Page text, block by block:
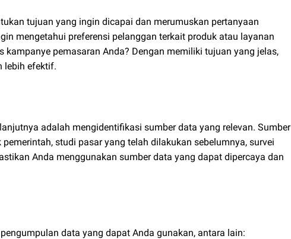
tujuan yang ingin dicapai dan merumuskan pertanyaan
mengetahui preferensi pelanggan terkait produk atau layanan
pemasaran Anda? Dengan memiliki tujuan yang jelas,
lebih efektif.
adalah mengidentifikasi sumber data yang relevan. Sumber
studi pasar yang telah dilakukan sebelumnya, survei
Anda menggunakan sumber data yang dapat dipercaya dan
data yang dapat Anda gunakan, antara lain: